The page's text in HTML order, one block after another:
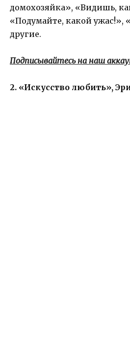
домохозяйка», «Видишь,
«Подумайте, какой ужас!»,
другие.
Подписывайтесь на наш
2. «Искусство любить»,